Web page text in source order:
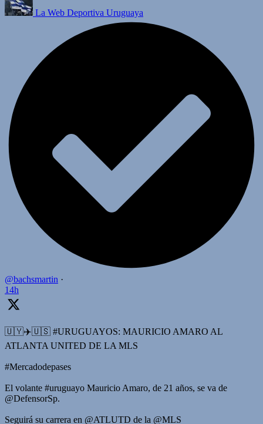
La Web Deportiva Uruguaya
@bachsmartin ·
14h
🇺🇾✈️🇺🇸 #URUGUAYOS: MAURICIO AMARO AL
ATLANTA UNITED DE LA MLS
#Mercadodepases
El volante #uruguayo Mauricio Amaro, de 21 años, se va de
@DefensorSp.
Seguirá su carrera en @ATLUTD de la @MLS